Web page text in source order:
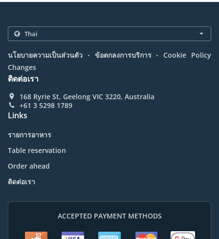
นโยบายความเป็นส่วนตัว . ข้อตกลงการบริการ . Cookie Policy
Changes
ติดต่อเรา
168 Ryrie St, Geelong VIC 3220, Australia
+61 3 5298 1789
Links
รายการอาหาร
Table reservation
Order ahead
ติดต่อเรา
ACCEPTED PAYMENT METHODS